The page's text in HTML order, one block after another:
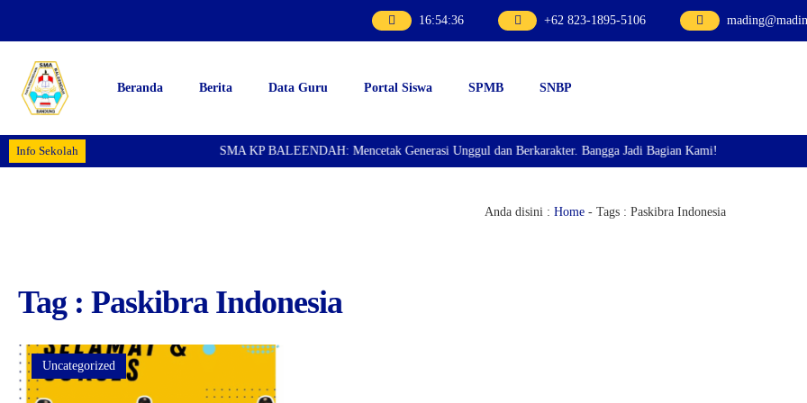
16:54:36 +62 823-1895-5106
Beranda Berita Data Guru Portal Siswa SPMB SNBP
Info Sekolah SMA KP BALEENDAH: Mencetak Generasi Unggul dan Berkarakter. Bangga Jadi Bagian Kami!
Anda disini : Home - Tags : Paskibra Indonesia
Tag : Paskibra Indonesia
Uncategorized